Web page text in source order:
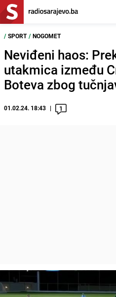
/ SPORT / NOGOMET
Neviđeni haos:
utakmica između
Boteva zbog
01.02.24. 18:43 1